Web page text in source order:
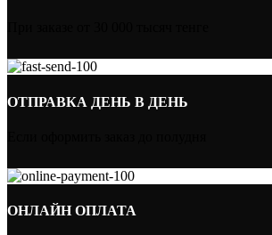
ОТПРАВКА ДЕНЬ В ДЕНЬ
ОНЛАЙН ОПЛАТА